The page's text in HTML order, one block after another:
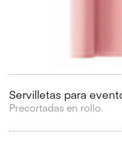
Servilletas para
Precortadas en rollo.